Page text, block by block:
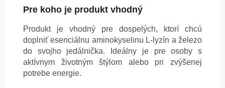
Pre koho je produkt vhodný
Produkt je vhodný pre dospelých, ktorí chcú
doplniť esenciálnu aminokyselinu L-lyzín a železo
do svojho jedálnička. Ideálny je pre osoby s
aktívnym životným štýlom alebo pri zvýšenej
potrebe energie.